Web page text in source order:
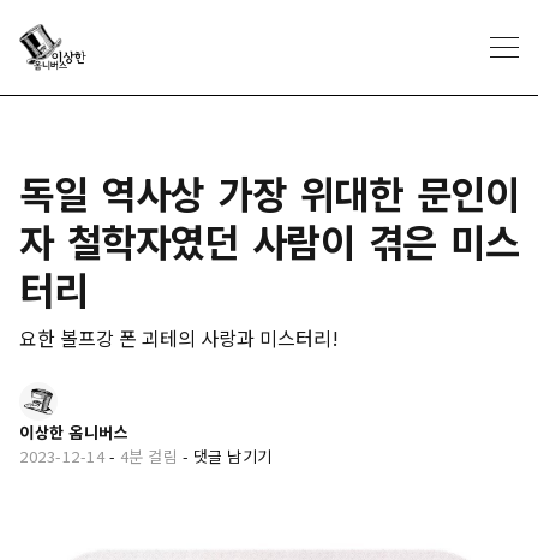
독일 역사상 가장 위대한 문인이
자 철학자였던 사람이 겪은 미스
터리
요한 볼프강 폰 괴테의 사랑과 미스터리!
이상한 옴니버스
2023-12-14- 4분 걸림 - 댓글 남기기